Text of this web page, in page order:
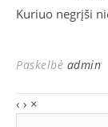
Kuriuo negrįši
Paskelbė admin
‹ › ×